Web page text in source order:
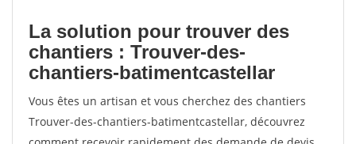
La solution pour trouver des
chantiers : Trouver-des-
chantiers-batimentcastellar
Vous êtes un artisan et vous cherchez des chantiers
Trouver-des-chantiers-batimentcastellar, découvrez